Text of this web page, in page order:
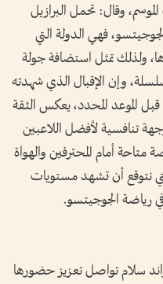
وقال: تحمل البرازيل
فهي الدولة التي
ولذلك تمثل استضافة جولة
وإن الإقبال الذي شهدته
الموعد المحدد، يعكس الثقة
تنافسية لأفضل اللاعبين
متاحة أمام المحترفين والهواة
نتوقع أن تشهد مستويات
في رياضة الجوجيتسو.
سلام تواصل تعزيز حضورها